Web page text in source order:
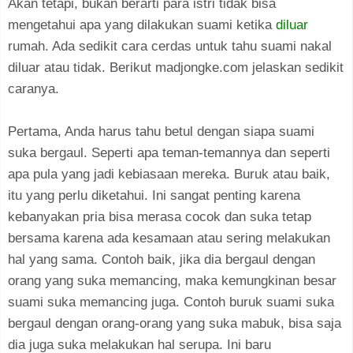
Akan tetapi, bukan berarti para istri tidak bisa
mengetahui apa yang dilakukan suami ketika diluar
rumah. Ada sedikit cara cerdas untuk tahu suami nakal
diluar atau tidak. Berikut madjongke.com jelaskan sedikit
caranya.
Pertama, Anda harus tahu betul dengan siapa suami
suka bergaul. Seperti apa teman-temannya dan seperti
apa pula yang jadi kebiasaan mereka. Buruk atau baik,
itu yang perlu diketahui. Ini sangat penting karena
kebanyakan pria bisa merasa cocok dan suka tetap
bersama karena ada kesamaan atau sering melakukan
hal yang sama. Contoh baik, jika dia bergaul dengan
orang yang suka memancing, maka kemungkinan besar
suami suka memancing juga. Contoh buruk suami suka
bergaul dengan orang-orang yang suka mabuk, bisa saja
dia juga suka melakukan hal serupa. Ini baru